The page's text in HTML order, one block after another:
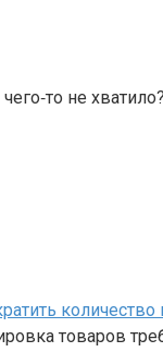
не
товаров